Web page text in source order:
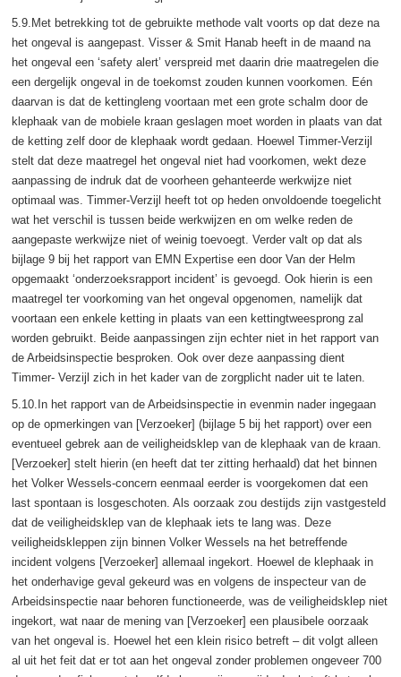
5.9.Met betrekking tot de gebruikte methode valt voorts op dat deze na
het ongeval is aangepast. Visser & Smit Hanab heeft in de maand na
het ongeval een ‘safety alert’ verspreid met daarin drie maatregelen die
een dergelijk ongeval in de toekomst zouden kunnen voorkomen. Eén
daarvan is dat de kettingleng voortaan met een grote schalm door de
klephaak van de mobiele kraan geslagen moet worden in plaats van dat
de ketting zelf door de klephaak wordt gedaan. Hoewel Timmer-Verzijl
stelt dat deze maatregel het ongeval niet had voorkomen, wekt deze
aanpassing de indruk dat de voorheen gehanteerde werkwijze niet
optimaal was. Timmer-Verzijl heeft tot op heden onvoldoende toegelicht
wat het verschil is tussen beide werkwijzen en om welke reden de
aangepaste werkwijze niet of weinig toevoegt. Verder valt op dat als
bijlage 9 bij het rapport van EMN Expertise een door Van der Helm
opgemaakt ‘onderzoeksrapport incident’ is gevoegd. Ook hierin is een
maatregel ter voorkoming van het ongeval opgenomen, namelijk dat
voortaan een enkele ketting in plaats van een kettingtweesprong zal
worden gebruikt. Beide aanpassingen zijn echter niet in het rapport van
de Arbeidsinspectie besproken. Ook over deze aanpassing dient
Timmer- Verzijl zich in het kader van de zorgplicht nader uit te laten.
5.10.In het rapport van de Arbeidsinspectie in evenmin nader ingegaan
op de opmerkingen van [Verzoeker] (bijlage 5 bij het rapport) over een
eventueel gebrek aan de veiligheidsklep van de klephaak van de kraan.
[Verzoeker] stelt hierin (en heeft dat ter zitting herhaald) dat het binnen
het Volker Wessels-concern eenmaal eerder is voorgekomen dat een
last spontaan is losgeschoten. Als oorzaak zou destijds zijn vastgesteld
dat de veiligheidsklep van de klephaak iets te lang was. Deze
veiligheidskleppen zijn binnen Volker Wessels na het betreffende
incident volgens [Verzoeker] allemaal ingekort. Hoewel de klephaak in
het onderhavige geval gekeurd was en volgens de inspecteur van de
Arbeidsinspectie naar behoren functioneerde, was de veiligheidsklep niet
ingekort, wat naar de mening van [Verzoeker] een plausibele oorzaak
van het ongeval is. Hoewel het een klein risico betreft – dit volgt alleen
al uit het feit dat er tot aan het ongeval zonder problemen ongeveer 700